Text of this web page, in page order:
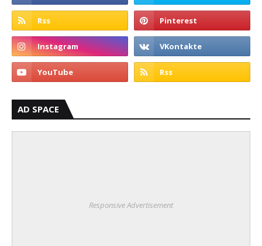
AD SPACE
Responsive Advertisement